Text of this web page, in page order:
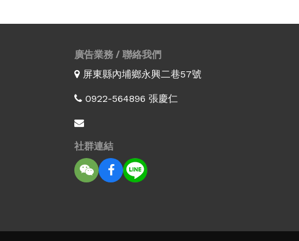
廣告業務 / 聯絡我們
屏東縣內埔鄉永興二巷57號
0922-564896 張慶仁
社群連結